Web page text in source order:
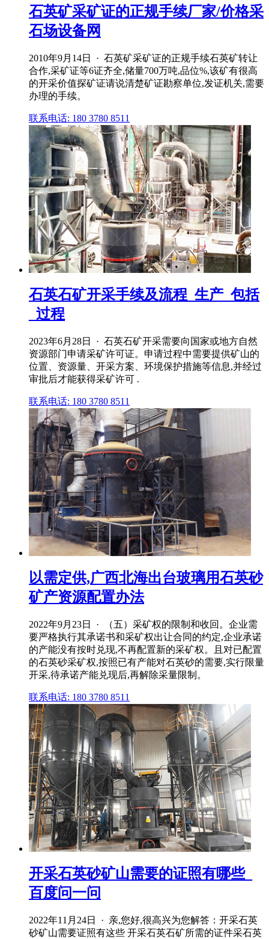
石英矿采矿证的正规手续厂家/价格采
石场设备网
2010年9月14日 · 石英矿采矿证的正规手续石英矿转让
合作,采矿证等6证齐全,储量700万吨,品位%,该矿有很高
的开采价值探矿证请说清楚矿证勘察单位,发证机关,需要
办理的手续。
联系电话: 180 3780 8511
石英石矿开采手续及流程_生产_包括
_过程
2023年6月28日 · 石英石矿开采需要向国家或地方自然
资源部门申请采矿许可证。申请过程中需要提供矿山的
位置、资源量、开采方案、环境保护措施等信息,并经过
审批后才能获得采矿许可 .
联系电话: 180 3780 8511
以需定供,广西北海出台玻璃用石英砂
矿产资源配置办法
2022年9月23日 · （五）采矿权的限制和收回。企业需
要严格执行其承诺书和采矿权出让合同的约定,企业承诺
的产能没有按时兑现,不再配置新的采矿权。且对已配置
的石英砂采矿权,按照已有产能对石英砂的需要,实行限量
开采,待承诺产能兑现后,再解除采量限制。
联系电话: 180 3780 8511
开采石英砂矿山需要的证照有哪些_
百度问一问
2022年11月24日 · 亲,您好,很高兴为您解答：开采石英
砂矿山需要证照有这些 开采石英石矿所需的证件采石英